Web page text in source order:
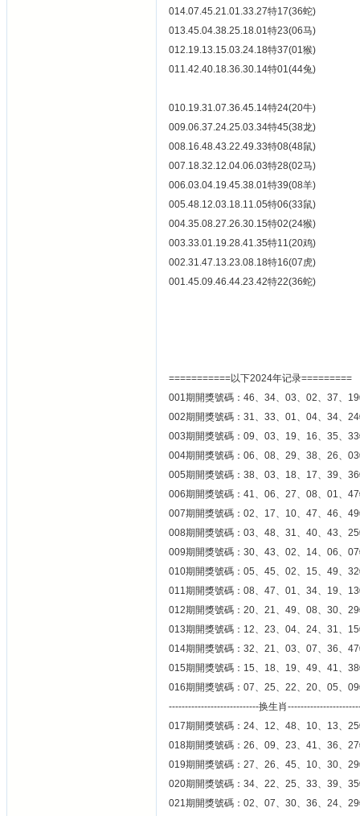
014.07.45.21.01.33.27特17(36蛇)
013.45.04.38.25.18.01特23(06马)
012.19.13.15.03.24.18特37(01猴)
011.42.40.18.36.30.14特01(44兔)
010.19.31.07.36.45.14特24(20牛)
009.06.37.24.25.03.34特45(38龙)
008.16.48.43.22.49.33特08(48鼠)
007.18.32.12.04.06.03特28(02马)
006.03.04.19.45.38.01特39(08羊)
005.48.12.03.18.11.05特06(33鼠)
004.35.08.27.26.30.15特02(24猴)
003.33.01.19.28.41.35特11(20鸡)
002.31.47.13.23.08.18特16(07虎)
001.45.09.46.44.23.42特22(36蛇)
===========以下2024年记录=========
001期開獎號碼：46、34、03、02、37、
002期開獎號碼：31、33、01、04、34、
003期開獎號碼：09、03、19、16、35、
004期開獎號碼：06、08、29、38、26、
005期開獎號碼：38、03、18、17、39、
006期開獎號碼：41、06、27、08、01、
007期開獎號碼：02、17、10、47、46、
008期開獎號碼：03、48、31、40、43、
009期開獎號碼：30、43、02、14、06、
010期開獎號碼：05、45、02、15、49、
011期開獎號碼：08、47、01、34、19、
012期開獎號碼：20、21、49、08、30、
013期開獎號碼：12、23、04、24、31、
014期開獎號碼：32、21、03、07、36、
015期開獎號碼：15、18、19、49、41、
016期開獎號碼：07、25、22、20、05、
----------------------------换生肖
017期開獎號碼：24、12、48、10、13、
018期開獎號碼：26、09、23、41、36、
019期開獎號碼：27、26、45、10、30、
020期開獎號碼：34、22、25、33、39、
021期開獎號碼：02、07、30、36、24、